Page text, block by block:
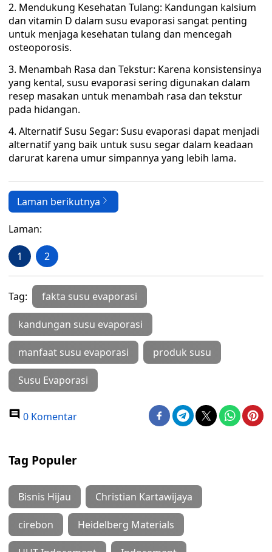
2. Mendukung Kesehatan Tulang: Kandungan kalsium
dan vitamin D dalam susu evaporasi sangat penting
untuk menjaga kesehatan tulang dan mencegah
osteoporosis.
3. Menambah Rasa dan Tekstur: Karena konsistensinya
yang kental, susu evaporasi sering digunakan dalam
resep masakan untuk menambah rasa dan tekstur
pada hidangan.
4. Alternatif Susu Segar: Susu evaporasi dapat menjadi
alternatif yang baik untuk susu segar dalam keadaan
darurat karena umur simpannya yang lebih lama.
Laman berikutnya
Laman:
1 2
Tag: fakta susu evaporasi
kandungan susu evaporasi
manfaat susu evaporasi produk susu
Susu Evaporasi
0 Komentar
Tag Populer
Bisnis Hijau Christian Kartawijaya
cirebon Heidelberg Materials